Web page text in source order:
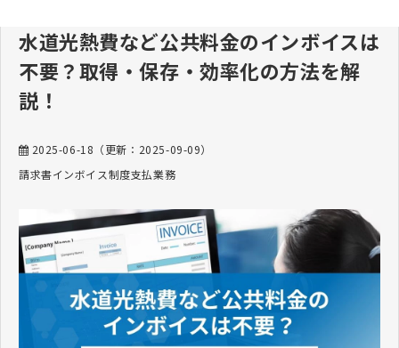
水道光熱費など公共料金のインボイスは
不要？取得・保存・効率化の方法を解
説！
2025-06-18 （更新： 2025-09-09）
請求書インボイス制度支払業務